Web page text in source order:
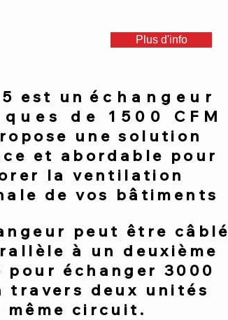
est un échangeur
de 1500 CFM
une solution
et abordable pour
la ventilation
de vos bâtiments
peut être câblé
à un deuxième
pour échanger 3000
travers deux unités
même circuit.
Plus d'info